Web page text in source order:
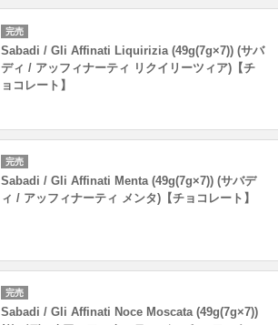
完売
Sabadi / Gli Affinati Liquirizia (49g(7g×7)) (サバ
ディ / アッフィナーティ リクイリーツィア)【チ
ョコレート】
完売
Sabadi / Gli Affinati Menta (49g(7g×7)) (サバデ
ィ / アッフィナーティ メンタ)【チョコレート】
完売
Sabadi / Gli Affinati Noce Moscata (49g(7g×7))